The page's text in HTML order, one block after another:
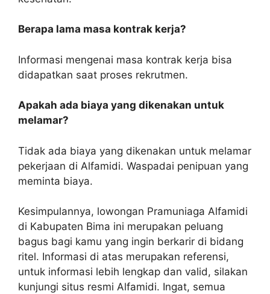
Berapa lama masa kontrak kerja?
Informasi mengenai masa kontrak kerja bisa
didapatkan saat proses rekrutmen.
Apakah ada biaya yang dikenakan untuk
melamar?
Tidak ada biaya yang dikenakan untuk melamar
pekerjaan di Alfamidi. Waspadai penipuan yang
meminta biaya.
Kesimpulannya, lowongan Pramuniaga Alfamidi
di Kabupaten Bima ini merupakan peluang
bagus bagi kamu yang ingin berkarir di bidang
ritel. Informasi di atas merupakan referensi,
untuk informasi lebih lengkap dan valid, silakan
kunjungi situs resmi Alfamidi. Ingat, semua